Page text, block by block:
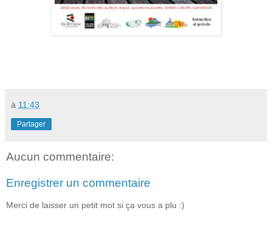
à 11:43
Partager
Aucun commentaire:
Enregistrer un commentaire
Merci de laisser un petit mot si ça vous a plu :)